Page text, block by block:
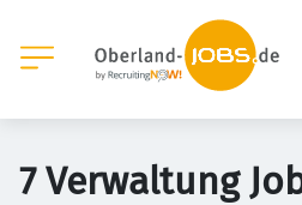
7 Verwaltung